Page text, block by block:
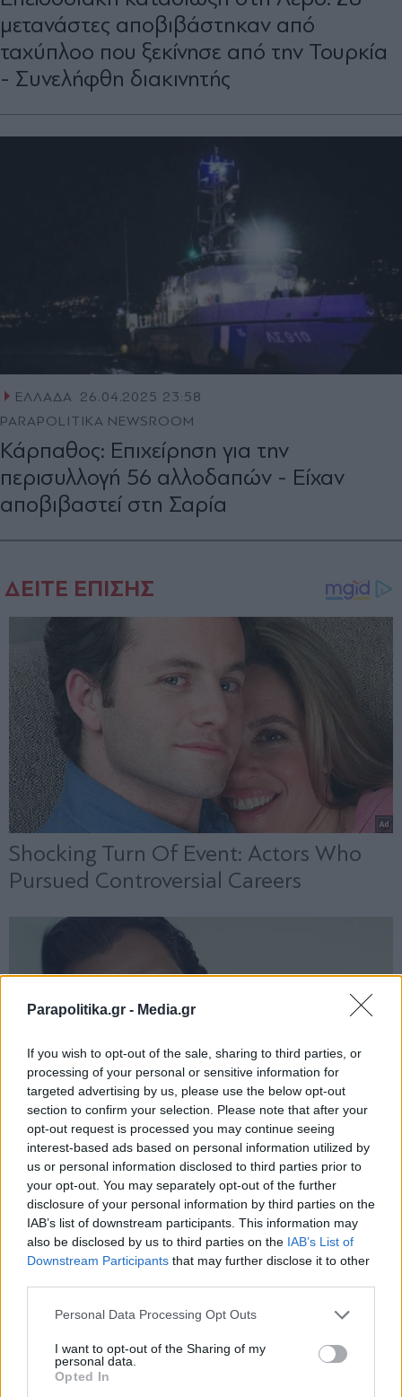
Parapolitika.gr - Media.gr
If you wish to opt-out of the sale, sharing to third parties, or
processing of your personal or sensitive information for
targeted advertising by us, please use the below opt-out
section to confirm your selection. Please note that after your
opt-out request is processed you may continue seeing
interest-based ads based on personal information utilized by
us or personal information disclosed to third parties prior to
your opt-out. You may separately opt-out of the further
disclosure of your personal information by third parties on the
IAB’s list of downstream participants. This information may
also be disclosed by us to third parties on the IAB’s List of
Downstream Participants that may further disclose it to other
Personal Data Processing Opt Outs
I want to opt-out of the Sharing of my
personal data.
Opted In
μετανάστες αποβιβάστηκαν από
ταχύπλοο που ξεκίνησε από την Τουρκία
- Συνελήφθη διακινητής
ΕΛΛΑΔΑ 26.04.2025 23:58
PARAPOLITIKA NEWSROOM
Κάρπαθος: Επιχείρηση για την
περισυλλογή 56 αλλοδαπών - Είχαν
αποβιβαστεί στη Σαρία
Εγγραφή στο newsletter
Αποδέχομαι τους